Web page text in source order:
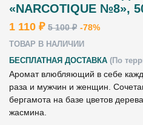
«NARCOTIQUE
1 110 ₽ 5 100 ₽ -78%
ТОВАР В НАЛИЧИИ
БЕСПЛАТНАЯ ДОСТАВКА (По
Аромат влюбляющий в себе
раза и мужчин и женщин.
бергамота на базе цветов
жасмина.